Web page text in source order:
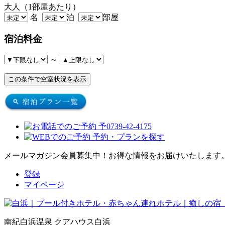
大人（1部屋あたり）
名
泊 部屋
宿泊料金
～
メールマガジン会員募集中！ お得な情報をお届けいたします
登録
マイページ
南紀白浜温泉 クアハウス白浜